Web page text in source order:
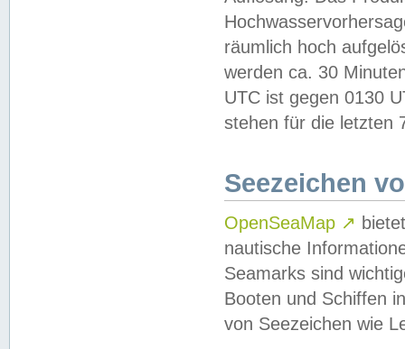
räumlich hoch
werden ca. 30
UTC ist gegen 0130
stehen für die letzten
Seezeichen
OpenSeaMap ↗
nautische
Seamarks sind
Booten und Schiffen
von Seezeichen wie